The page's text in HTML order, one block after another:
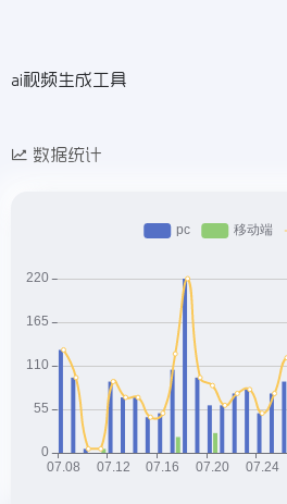
ai视频生成工具
数据统计